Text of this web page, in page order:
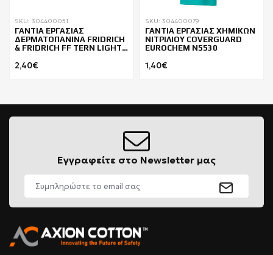
SKU: 304400051
ΓΑΝΤΙΑ ΕΡΓΑΣΙΑΣ
ΔΕΡΜΑΤΟΠΑΝΙΝΑ FRIDRICH
& FRIDRICH FF TERN LIGHT
2,40€
SKU: 304400079
ΓΑΝΤΙΑ ΕΡΓΑΣΙΑΣ ΧΗΜΙΚΩΝ
ΝΙΤΡΙΛΙΟΥ COVERGUARD
EUROCHEM N5530
1,40€
Εγγραφείτε στο Newsletter μας